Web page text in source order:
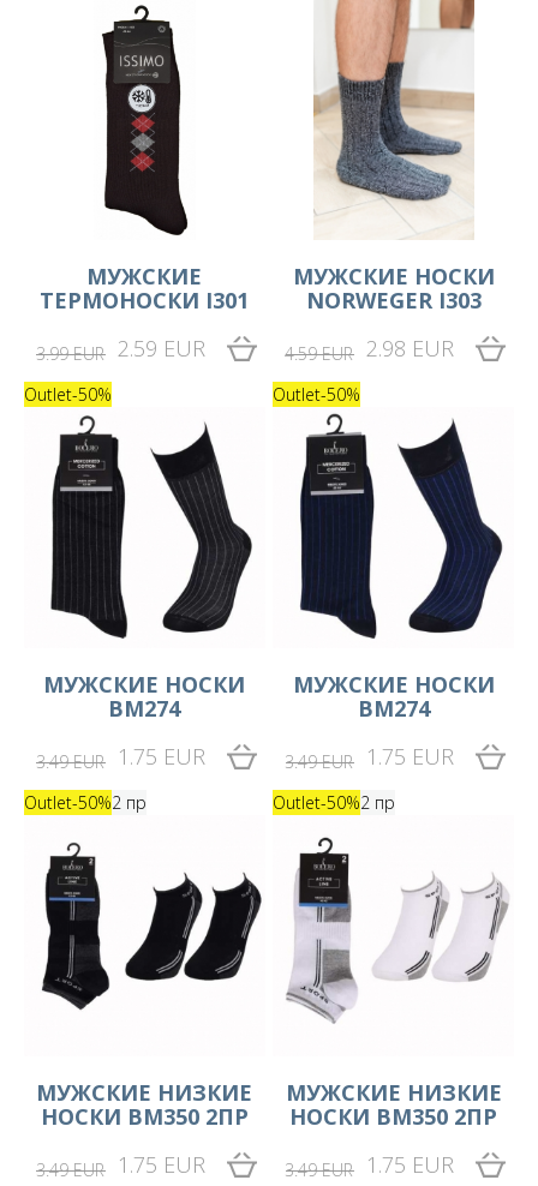
МУЖСКИЕ
ТЕРМОНОСКИ I301
3.99 EUR 2.59 EUR
MУЖСКИЕ НОСКИ
NORWEGER I303
4.59 EUR 2.98 EUR
Outlet-50%
MУЖСКИЕ НОСКИ
BM274
3.49 EUR 1.75 EUR
Outlet-50%
MУЖСКИЕ НОСКИ
BM274
3.49 EUR 1.75 EUR
Outlet-50%2 пр
МУЖСКИЕ НИЗКИЕ
НОСКИ BM350 2ПР
3.49 EUR 1.75 EUR
Outlet-50%2 пр
МУЖСКИЕ НИЗКИЕ
НОСКИ BM350 2ПР
3.49 EUR 1.75 EUR